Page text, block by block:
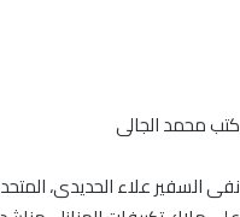
كتب محمد الجالى
نفى السفير علاء الحديدى،